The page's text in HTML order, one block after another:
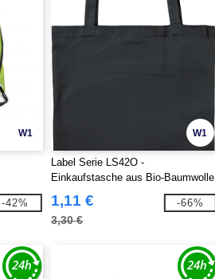
W1
-42%
W1
Label Serie LS42O -
Einkaufstasche aus Bio-Baumwolle
1,11 €
3,30 €
-66%